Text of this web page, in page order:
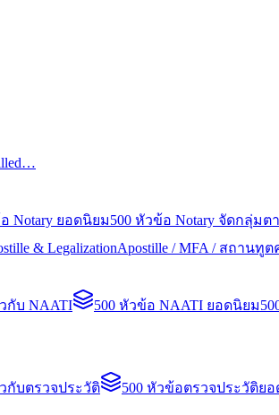
Notary ยอดนิยม500 หัวข้อ Notary จัดกลุ่มต
& LegalizationApostille / MFA / สถานทู
กับ NAATI 500 หัวข้อ NAATI ยอดนิยม
กับตรวจประวัติ 500 หัวข้อตรวจประวัติย